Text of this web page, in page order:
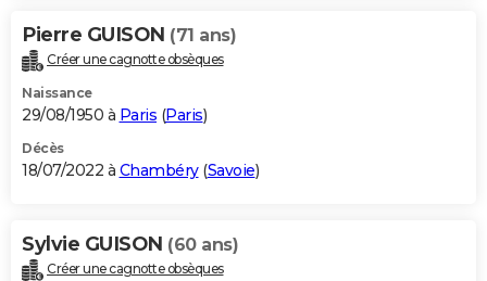
Pierre GUISON (71 ans)
Créer une cagnotte obsèques
Naissance
29/08/1950 à Paris (Paris)
Décès
18/07/2022 à Chambéry(Savoie)
Sylvie GUISON (60 ans)
Créer une cagnotte obsèques